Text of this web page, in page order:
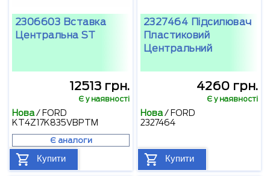
2306603 Вставка
Центральна ST
12513 грн.
Є у наявності
Нова/ FORD
KT4Z17K835VBPTM
Є аналоги
Купити
2327464 Підсилювач
Пластиковий
Центральний
4260 грн.
Є у наявності
Нова/ FORD
2327464
Купити